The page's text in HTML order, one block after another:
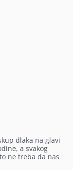
dlaka na glavi
a svakog
ne treba da nas